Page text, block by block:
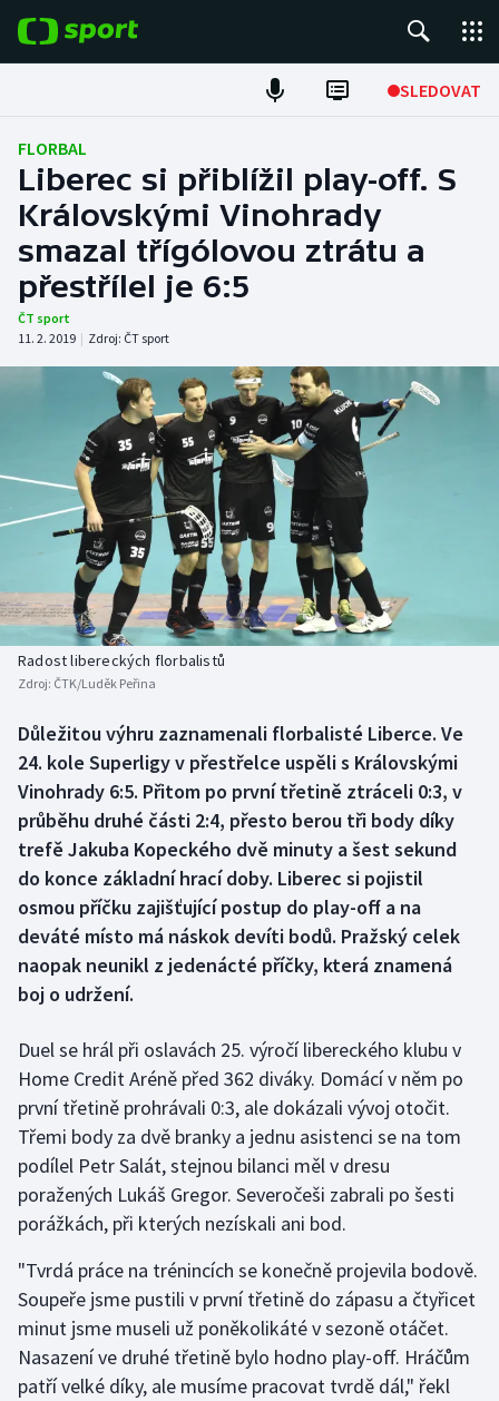
SLEDOVAT
Fotbal
Hokej
Tenis
Atletika
DALŠÍ SPORTY
Americký fotbal
Baseball a softbal
Basketbal
Biatlon
Boby a skeleton
Box
Curling
Dostihy
Florbal
Futsal
Golf
Gymnastika
Házená
Jezdectví
Judo
Krasobruslení
Lezení
Lyže a snowboard
NEPŘEHLÉDNĚTE
Soutěže
Historické návraty
Aplikace ČT sport
AZ kvíz
FLORBAL
Liberec si přiblížil play-off. S
Královskými Vinohrady
smazal třígólovou ztrátu a
přestřílel je 6:5
ČT sport
11. 2. 2019 | Zdroj: ČT sport
Radost libereckých florbalistů
Zdroj: ČTK/Luděk Peřina
Důležitou výhru zaznamenali florbalisté Liberce. Ve
24. kole Superligy v přestřelce uspěli s Královskými
Vinohrady 6:5. Přitom po první třetině ztráceli 0:3, v
průběhu druhé části 2:4, přesto berou tři body díky
trefě Jakuba Kopeckého dvě minuty a šest sekund
do konce základní hrací doby. Liberec si pojistil
osmou příčku zajišťující postup do play-off a na
deváté místo má náskok devíti bodů. Pražský celek
naopak neunikl z jedenácté příčky, která znamená
boj o udržení.
Duel se hrál při oslavách 25. výročí libereckého klubu v
Home Credit Aréně před 362 diváky. Domácí v něm po
první třetině prohrávali 0:3, ale dokázali vývoj otočit.
Třemi body za dvě branky a jednu asistenci se na tom
podílel Petr Salát, stejnou bilanci měl v dresu
poražených Lukáš Gregor. Severočeši zabrali po šesti
porážkách, při kterých nezískali ani bod.
"Tvrdá práce na trénincích se konečně projevila bodově.
Soupeře jsme pustili v první třetině do zápasu a čtyřicet
minut jsme museli už poněkolikáté v sezoně otáčet.
Nasazení ve druhé třetině bylo hodno play-off. Hráčům
patří velké díky, ale musíme pracovat tvrdě dál," řekl